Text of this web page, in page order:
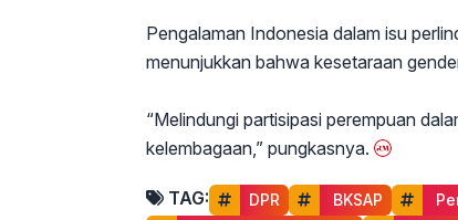
Pengalaman Indonesia dalam isu
menunjukkan bahwa kesetaraan
“Melindungi partisipasi perempuan
kelembagaan,” pungkasnya.
TAG: DPR BKSAP